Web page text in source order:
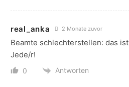
real_anka 2 Monate zuvor
Beamte schlechterstellen: das ist
Jede/r!
0 Antworten